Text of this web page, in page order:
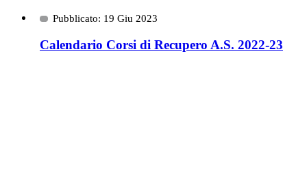
Pubblicato: 19 Giu 2023
Calendario Corsi di Recupero A.S. 2022-23